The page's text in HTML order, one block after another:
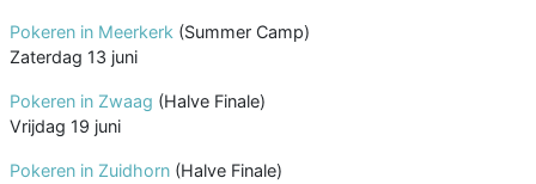
Pokeren in Meerkerk (Summer Camp)
Zaterdag 13 juni
Pokeren in Zwaag (Halve Finale)
Vrijdag 19 juni
Pokeren in Zuidhorn (Halve Finale)